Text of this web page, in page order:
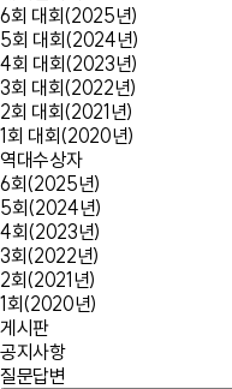
6회 대회(2025년)
5회 대회(2024년)
4회 대회(2023년)
3회 대회(2022년)
2회 대회(2021년)
1회 대회(2020년)
역대수상자
6회(2025년)
5회(2024년)
4회(2023년)
3회(2022년)
2회(2021년)
1회(2020년)
게시판
공지사항
질문답변